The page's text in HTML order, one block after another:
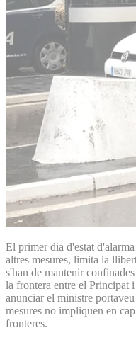
El primer dia d'estat
altres mesures, limita la
s'han de mantenir
la frontera entre el Principat
anunciar el ministre
mesures no impliquen en
fronteres.